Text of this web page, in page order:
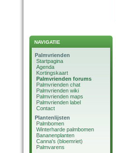
NAVIGATIE
Palmvrienden
Startpagina
Agenda
Kortingskaart
Palmvrienden forums
Palmvrienden chat
Palmvrienden wiki
Palmvrienden maps
Palmvrienden label
Contact
Plantenlijsten
Palmbomen
Winterharde palmbomen
Bananenplanten
Canna's (bloemriet)
Palmvarens